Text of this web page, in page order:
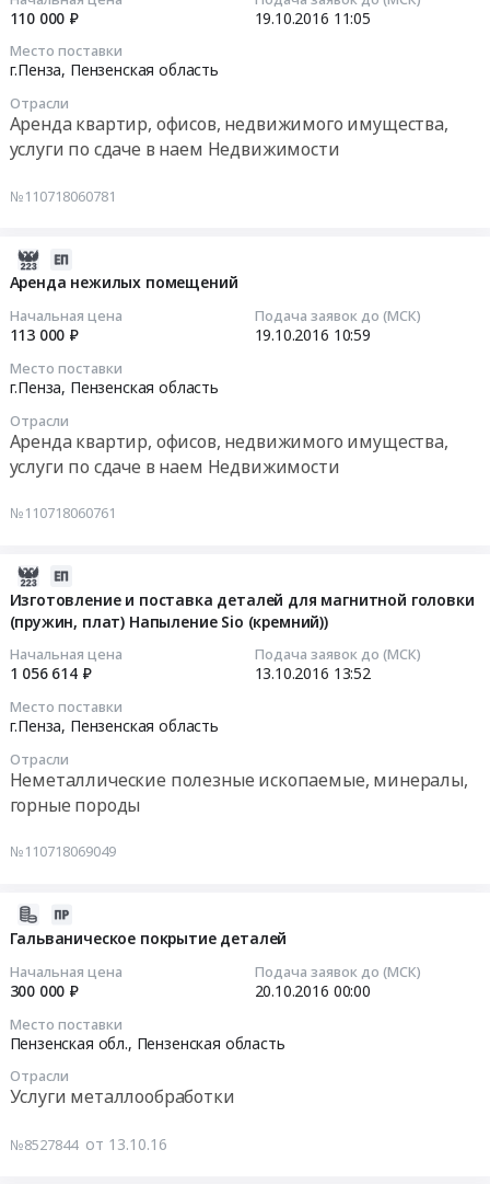
110 000 ₽ 19.10.2016 11:05
Место поставки
г.Пенза, Пензенская область
Отрасли
Аренда квартир, офисов, недвижимого имущества,
услуги по сдаче в наем Недвижимости
№110718060781
Аренда нежилых помещений
Начальная цена
113 000 ₽
Подача заявок до (МСК)
19.10.2016 10:59
Место поставки
г.Пенза, Пензенская область
Отрасли
Аренда квартир, офисов, недвижимого имущества,
услуги по сдаче в наем Недвижимости
№110718060761
Изготовление и поставка деталей для магнитной головки
(пружин, плат) Напыление Sio (кремний))
Начальная цена
1 056 614 ₽
Подача заявок до (МСК)
13.10.2016 13:52
Место поставки
г.Пенза, Пензенская область
Отрасли
Неметаллические полезные ископаемые, минералы,
горные породы
№110718069049
Гальваническое покрытие деталей
Начальная цена
300 000 ₽
Подача заявок до (МСК)
20.10.2016 00:00
Место поставки
Пензенская обл., Пензенская область
Отрасли
Услуги металлообработки
№8527844 от 13.10.16